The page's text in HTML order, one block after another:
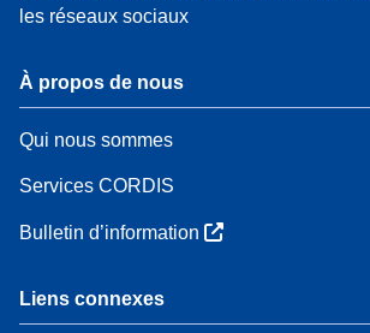
les réseaux sociaux
À propos de nous
Qui nous sommes
Services CORDIS
Bulletin d’information
Liens connexes